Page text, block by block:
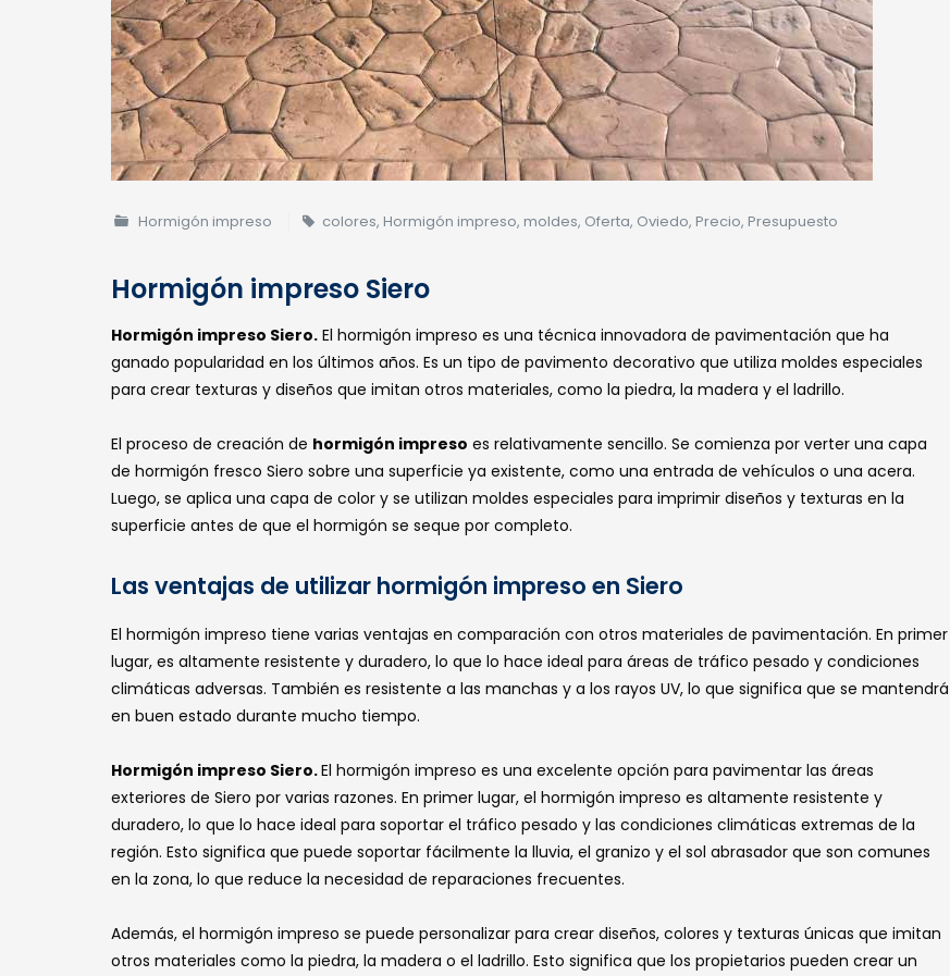
Hormigón impreso colores, Hormigón impreso, moldes, Oferta, Oviedo, Precio, Presupuesto
Hormigón impreso Siero
Hormigón impreso Siero. El hormigón impreso es una técnica innovadora de pavimentación que ha
ganado popularidad en los últimos años. Es un tipo de pavimento decorativo que utiliza moldes especiales
para crear texturas y diseños que imitan otros materiales, como la piedra, la madera y el ladrillo.
El proceso de creación de hormigón impreso es relativamente sencillo. Se comienza por verter una capa
de hormigón fresco Siero sobre una superficie ya existente, como una entrada de vehículos o una acera.
Luego, se aplica una capa de color y se utilizan moldes especiales para imprimir diseños y texturas en la
superficie antes de que el hormigón se seque por completo.
Las ventajas de utilizar hormigón impreso en Siero
El hormigón impreso tiene varias ventajas en comparación con otros materiales de pavimentación. En primer
lugar, es altamente resistente y duradero, lo que lo hace ideal para áreas de tráfico pesado y condiciones
climáticas adversas. También es resistente a las manchas y a los rayos UV, lo que significa que se mantendrá
en buen estado durante mucho tiempo.
Hormigón impreso Siero.El hormigón impreso es una excelente opción para pavimentar las áreas
exteriores de Siero por varias razones. En primer lugar, el hormigón impreso es altamente resistente y
duradero, lo que lo hace ideal para soportar el tráfico pesado y las condiciones climáticas extremas de la
región. Esto significa que puede soportar fácilmente la lluvia, el granizo y el sol abrasador que son comunes
en la zona, lo que reduce la necesidad de reparaciones frecuentes.
Además, el hormigón impreso se puede personalizar para crear diseños, colores y texturas únicas que imitan
otros materiales como la piedra, la madera o el ladrillo. Esto significa que los propietarios pueden crear un